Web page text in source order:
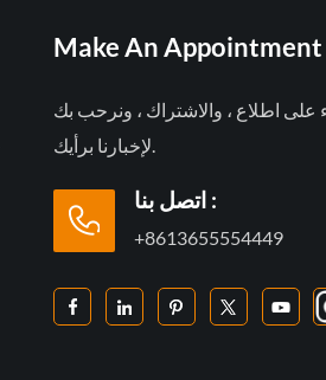
Make An Appointment
على اطلاع ، والاشتراك ، ونرحب بك
اتصل بنا :
+8613655554449